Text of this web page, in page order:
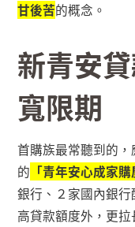
甘後苦的概念。
新青安
寬限期
首購族最常聽到的
的 「青年安心成家購
銀行、２家國內銀
高貸款額度外，更